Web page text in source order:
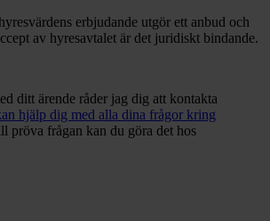
erbjudande utgör ett anbud och
av hyresavtalet är det juridiskt bindande.
ditt ärende råder jag dig att kontakta
hjälp dig med alla dina frågor kring
pröva frågan kan du göra det hos